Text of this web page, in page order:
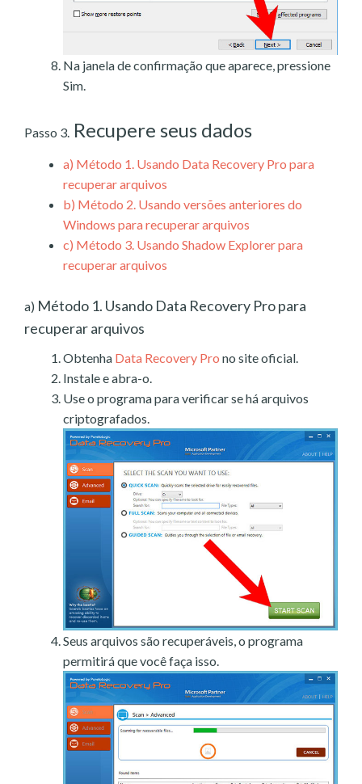
Na janela de confirmação que aparece, pressione
Sim.
Passo 3. Recupere seus dados
a) Método 1. Usando Data Recovery Pro para
recuperar arquivos
b) Método 2. Usando versões anteriores do
Windows para recuperar arquivos
c) Método 3. Usando Shadow Explorer para
recuperar arquivos
a) Método 1. Usando Data Recovery Pro para
recuperar arquivos
Obtenha Data Recovery Pro no site oficial.
Instale e abra-o.
Use o programa para verificar se há arquivos
criptografados.
Seus arquivos são recuperáveis, o programa
permitirá que você faça isso.